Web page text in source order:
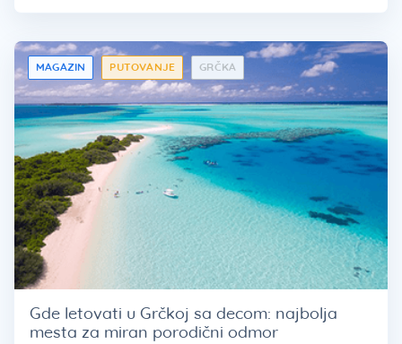
MAGAZIN PUTOVANJE GRČKA
Gde letovati u Grčkoj sa decom: najbolja
mesta za miran porodični odmor